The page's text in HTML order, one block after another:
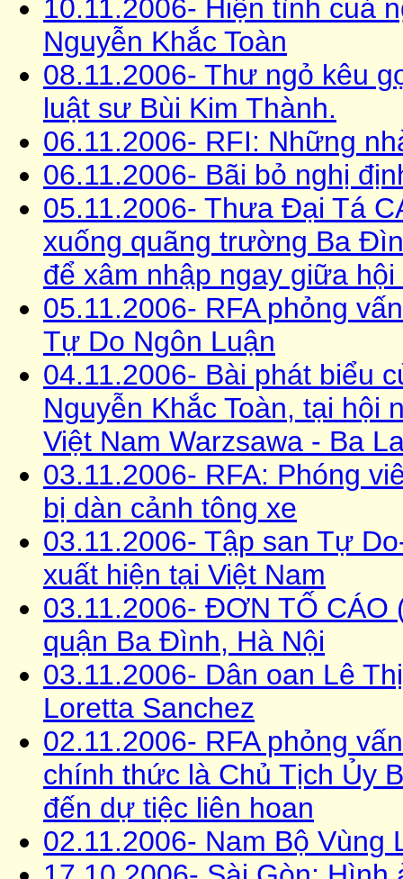
10.11.2006- Hiện tình cuả
Nguyễn Khắc Toàn
08.11.2006- Thư ngỏ kêu
luật sư Bùi Kim Thành.
06.11.2006- RFI: Những
06.11.2006- Bãi bỏ nghị
05.11.2006- Thưa Ðại Tá
xuống quãng trường Ba
để xâm nhập ngay giữa hội
05.11.2006- RFA phỏng
Tự Do Ngôn Luận
04.11.2006- Bài phát biểu
Nguyễn Khắc Toàn, tại hội
Việt Nam Warzsawa - Ba
03.11.2006- RFA: Phóng
bị dàn cảnh tông xe
03.11.2006- Tập san Tự
xuất hiện tại Việt Nam
03.11.2006- ĐƠN TỐ
quận Ba Đình, Hà Nội
03.11.2006- Dân oan Lê
Loretta Sanchez
02.11.2006- RFA phỏng
chính thức là Chủ Tịch Ủy
đến dự tiệc liên hoan
02.11.2006- Nam Bộ Vùng